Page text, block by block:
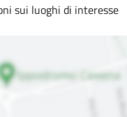
sui luoghi di interesse